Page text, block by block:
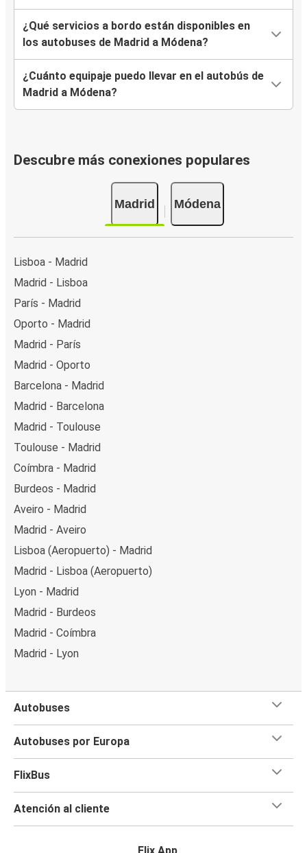
¿Qué servicios a bordo están disponibles en
los autobuses de Madrid a Módena?
¿Cuánto equipaje puedo llevar en el autobús de
Madrid a Módena?
Descubre más conexiones populares
Madrid Módena
Lisboa - Madrid
Madrid - Lisboa
París - Madrid
Oporto - Madrid
Madrid - París
Madrid - Oporto
Barcelona - Madrid
Madrid - Barcelona
Madrid - Toulouse
Toulouse - Madrid
Coímbra - Madrid
Burdeos - Madrid
Aveiro - Madrid
Madrid - Aveiro
Lisboa (Aeropuerto) - Madrid
Madrid - Lisboa (Aeropuerto)
Lyon - Madrid
Madrid - Burdeos
Madrid - Coímbra
Madrid - Lyon
Autobuses
Autobuses por Europa
FlixBus
Atención al cliente
Flix App